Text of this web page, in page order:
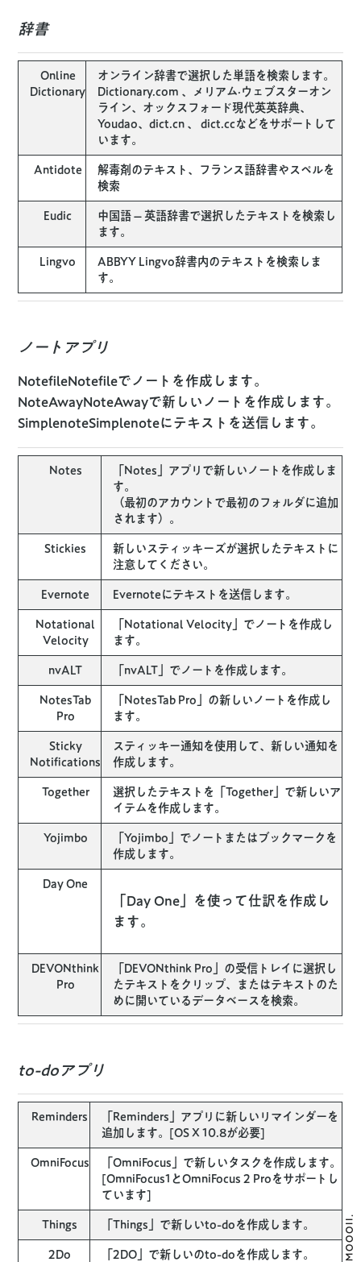
辞書
Online
Dictionary
オンライン辞書で選択した単語を検索します。
Dictionary.com 、メリアム·ウェブスターオン
ライン、オックスフォード現代英英辞典、
Youdao、dict.cn 、 dict.ccなどをサポートして
います。
Antidote
解毒剤のテキスト、フランス語辞書やスペルを
検索
Eudic
中国語 – 英語辞書で選択したテキストを検索し
ます。
Lingvo
ABBYY Lingvo辞書内のテキストを検索しま
す。
ノートアプリ
NotefileNotefileでノートを作成します。
NoteAwayNoteAwayで新しいノートを作成します。
SimplenoteSimplenoteにテキストを送信します。
Notes
「Notes」アプリで新しいノートを作成しま
す。
（最初のアカウントで最初のフォルダに追加
されます）。
Stickies
新しいスティッキーズが選択したテキストに
注意してください。
Evernote Evernoteにテキストを送信します。
Notational
Velocity
「Notational Velocity」でノートを作成し
ます。
nvALT 「nvALT」でノートを作成します。
NotesTab
Pro
「NotesTab Pro」の新しいノートを作成し
ます。
Sticky
Notifications
スティッキー通知を使用して、新しい通知を
作成します。
Together
選択したテキストを「Together」で新しいア
イテムを作成します。
Yojimbo
「Yojimbo」でノートまたはブックマークを
作成します。
Day One
「Day One」を使って仕訳を作成し
ます。
DEVONthink
Pro
「DEVONthink Pro」の受信トレイに選択し
たテキストをクリップ、またはテキストのた
めに開いているデータベースを検索。
to-doアプリ
Reminders
「Reminders」アプリに新しいリマインダーを
追加します。[OS X 10.8が必要]
OmniFocus
「OmniFocus」で新しいタスクを作成します。
[OmniFocus1とOmniFocus 2 Proをサポートし
ています]
Things 「Things」で新しいto-doを作成します。
2Do 「2DO」で新しいのto-doを作成します。